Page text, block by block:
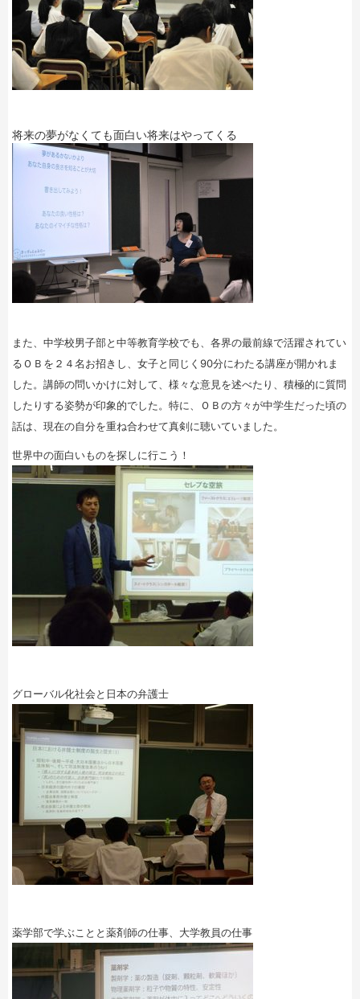
将来の夢がなくても面白い将来はやってくる
また、中学校男子部と中等教育学校でも、各界の最前線で活躍されてい
るＯＢを２４名お招きし、女子と同じく90分にわたる講座が開かれま
した。講師の問いかけに対して、様々な意見を述べたり、積極的に質問
したりする姿勢が印象的でした。特に、ＯＢの方々が中学生だった頃の
話は、現在の自分を重ね合わせて真剣に聴いていました。
世界中の面白いものを探しに行こう！
グローバル化社会と日本の弁護士
薬学部で学ぶことと薬剤師の仕事、大学教員の仕事